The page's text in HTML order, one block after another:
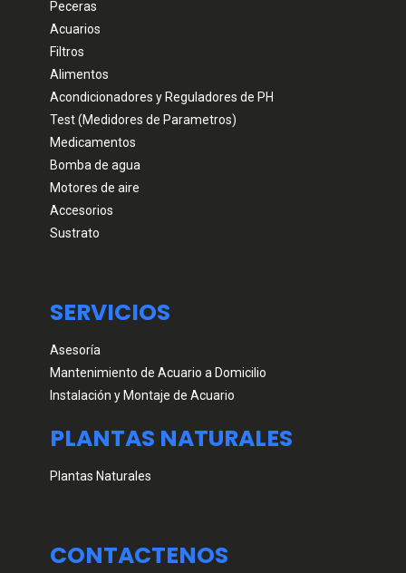
Peceras
Acuarios
Filtros
Alimentos
Acondicionadores y Reguladores de PH
Test (Medidores de Parametros)
Medicamentos
Bomba de agua
Motores de aire
Accesorios
Sustrato
SERVICIOS
Asesoría
Mantenimiento de Acuario a Domicilio
Instalación y Montaje de Acuario
PLANTAS NATURALES
Plantas Naturales
CONTACTENOS